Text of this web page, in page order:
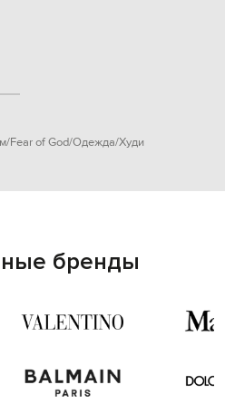
Fear of God Одежда Худи
бренды